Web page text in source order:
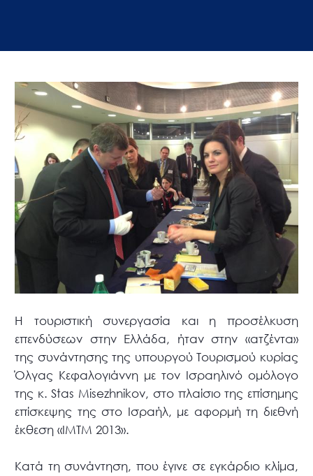
Η τουριστική συνεργασία και η προσέλκυση
επενδύσεων στην Ελλάδα, ήταν στην «ατζέντα»
της συνάντησης της υπουργού Τουρισμού κυρίας
Όλγας Κεφαλογιάννη με τον Ισραηλινό ομόλογο
της κ. Stas Misezhnikov, στο πλαίσιο της επίσημης
επίσκεψης της στο Ισραήλ, με αφορμή τη διεθνή
έκθεση «ΙΜΤΜ 2013».
Κατά τη συνάντηση, που έγινε σε εγκάρδιο κλίμα,